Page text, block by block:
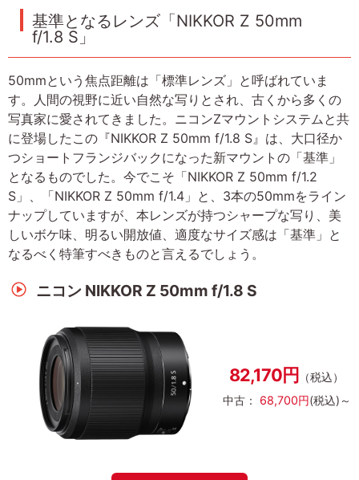
基準となるレンズ「NIKKOR Z 50mm
f/1.8 S」
50mmという焦点距離は「標準レンズ」と呼ばれていま
す。人間の視野に近い自然な写りとされ、古くから多くの
写真家に愛されてきました。ニコンZマウントシステムと共
に登場したこの『NIKKOR Z 50mm f/1.8 S』は、大口径か
つショートフランジバックになった新マウントの「基準」
となるものでした。今でこそ「NIKKOR Z 50mm f/1.2
S」、「NIKKOR Z 50mm f/1.4」と、3本の50mmをライン
ナップしていますが、本レンズが持つシャープな写り、美
しいボケ味、明るい開放値、適度なサイズ感は「基準」と
なるべく特筆すべきものと言えるでしょう。
ニコン NIKKOR Z 50mm f/1.8 S
82,170円
（税込）
中古： 68,700円(税込)～